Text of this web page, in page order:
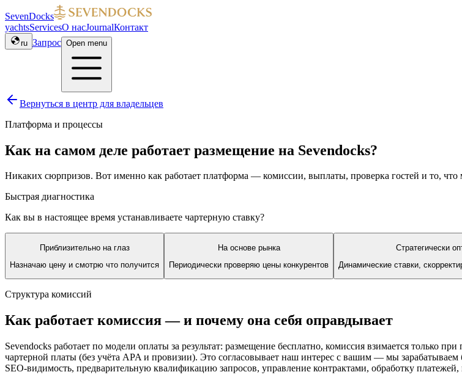
SevenDocks
yachtsServicesО насJournalКонтакт
ru Запрос Open menu
Вернуться в центр для владельцев
Платформа и процессы
Как на самом деле работает размещение на Sevendocks?
Никаких сюрпризов. Вот именно как работает платформа — комиссии, выплаты, проверка гостей и то,
Быстрая диагностика
Как вы в настоящее время устанавливаете чартерную ставку?
Приблизительно на глаз
Назначаю цену и смотрю что получится
На основе рынка
Периодически проверяю цены конкурентов
Стратегически
Динамические ставки,
Структура комиссий
Как работает комиссия — и почему она себя оправдывает
Sevendocks работает по модели оплаты за результат: размещение бесплатно, комиссия взимается только
чартерной платы (без учёта APA и провизии). Это согласовывает наш интерес с вашим — мы
SEO-видимость, предварительную квалификацию запросов, управление контрактами, обработку